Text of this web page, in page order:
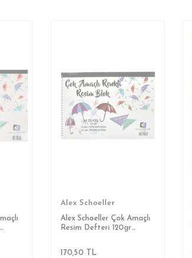
Alex Schoeller
Alex Schoeller Çok Amaçlı
Resim Defteri 120gr
170,50 TL